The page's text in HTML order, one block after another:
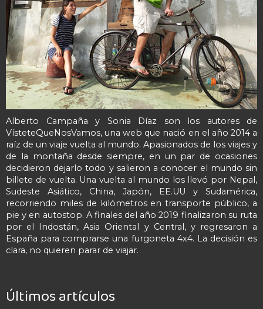
Alberto Campaña y Sonia Díaz son los autores de
VísteteQueNosVamos, una web que nació en el año 2014 a
raíz de un viaje vuelta al mundo. Apasionados de los viajes y
de la montaña desde siempre, en un par de ocasiones
decidieron dejarlo todo y salieron a conocer el mundo sin
billete de vuelta. Una vuelta al mundo los llevó por Nepal,
Sudeste Asiático, China, Japón, EE.UU y Sudamérica,
recorriendo miles de kilómetros en transporte público, a
pie y en autostop. A finales del año 2019 finalizaron su ruta
por el Indostán, Asia Oriental y Central, y regresaron a
España para comprarse una furgoneta 4x4. La decisión es
clara, no quieren parar de viajar.
Últimos artículos